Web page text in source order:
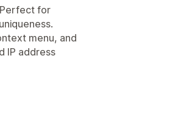
for
menu, and
IP address